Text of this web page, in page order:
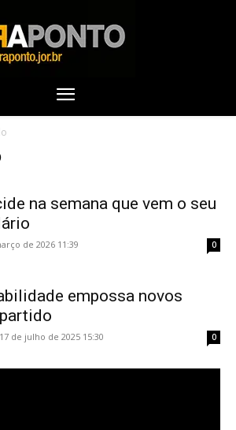
na semana que vem o seu
de 2026 11:39 0
empossa novos
17 de julho de 2025 15:30 0